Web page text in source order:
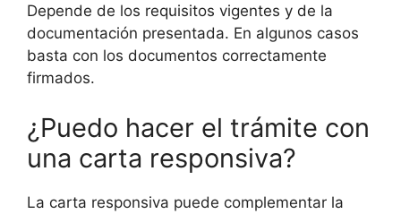
Depende de los requisitos vigentes y de la
documentación presentada. En algunos casos
basta con los documentos correctamente
firmados.
¿Puedo hacer el trámite con
una carta responsiva?
La carta responsiva puede complementar la